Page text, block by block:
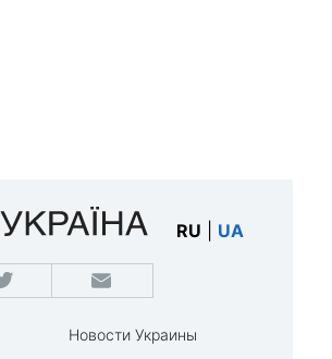
RU UA
Новости Украины